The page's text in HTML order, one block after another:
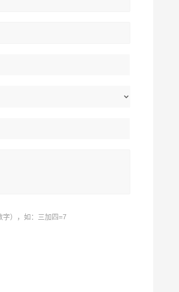
字），如：三加四=7